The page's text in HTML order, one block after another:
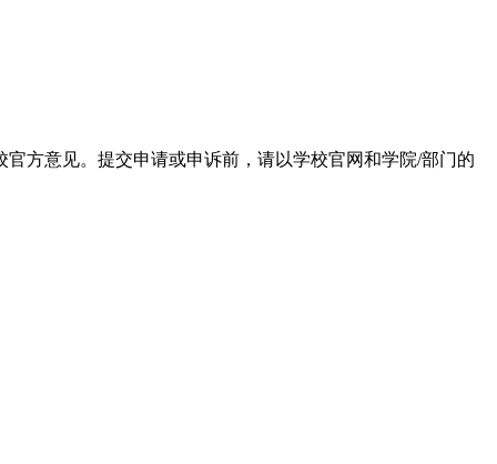
方意见。提交申请或申诉前，请以学校官网和学院/部门的